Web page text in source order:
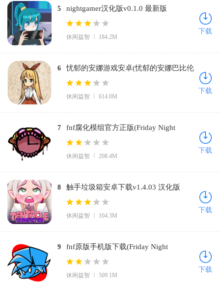
5 nightgamer汉化版v0.1.0 最新版
休闲益智 184.2M
下载
6
忧郁的安娜游戏安卓(忧郁的安娜巴比伦
汉化组)v2.0 汉化版
休闲益智 614.0M
下载
7
fnf腐化模组官方正版(Friday Night
Funkin)v0.2.7.1 最新版
休闲益智 208.4M
下载
8 触手垃圾箱安卓下载v1.4.03 汉化版
休闲益智 104.3M
下载
9
fnf原版手机版下载(Friday Night
Funkin)v0.4.0 最新版
休闲益智 509.1M
下载